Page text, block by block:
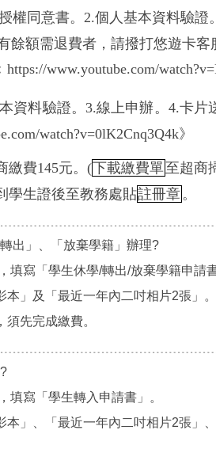
權同意書。2.個人基本資料驗證
餘額需退費者，請撥打悠遊卡客
www.youtube.com/
本資料驗證。3.線上申辦。4.
watch?v=0lK2Cnq3Q4k》
繳費145元。(下載繳費單至超
學生證後至教務處貼註冊章。
出」、「放棄學籍」辦理?
填寫「學生休學/轉出/放棄學籍申請
」及「最近一年內二吋相片2張」。
先完成繳費。
填寫「學生轉入申請書」。
」、「最近一年內二吋相片2張」